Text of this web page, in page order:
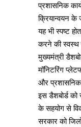
प्रशासनिक
क्रियान्वयन के
यह भी स्पष्ट
करने की स्वस्थ
मुख्यमंत्री
मॉनिटरिंग
और प्रशासनिक
इस डैशबोर्ड को
के सहयोग से
सरकार को